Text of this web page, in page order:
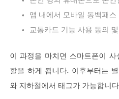
앱 내에서 모바일 동백패스
교통카드 기능 사용 동의
이 과정을 마치면 스마트폰이 사
할을 하게 됩니다. 이후부터는
와 지하철에서 태그가 가능합니